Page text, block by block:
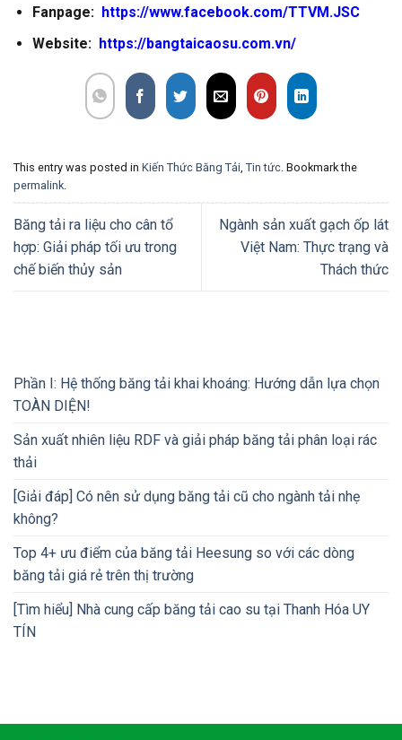
Fanpage: https://www.facebook.com/TTVM.JSC
Website: https://bangtaicaosu.com.vn/
This entry was posted in Kiến Thức Băng Tải, Tin tức. Bookmark the
permalink.
Băng tải ra liệu cho cân tổ
hợp: Giải pháp tối ưu trong
chế biến thủy sản
Ngành sản xuất gạch ốp lát
Việt Nam: Thực trạng và
Thách thức
Phần I: Hệ thống băng tải khai khoáng: Hướng dẫn lựa chọn
TOÀN DIỆN!
Sản xuất nhiên liệu RDF và giải pháp băng tải phân loại rác
thải
[Giải đáp] Có nên sử dụng băng tải cũ cho ngành tải nhẹ
không?
Top 4+ ưu điểm của băng tải Heesung so với các dòng
băng tải giá rẻ trên thị trường
[Tìm hiểu] Nhà cung cấp băng tải cao su tại Thanh Hóa UY
TÍN